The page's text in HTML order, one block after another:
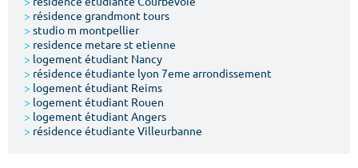
Chercher
> résidence grandmont tours
> studio m montpellier
> residence metare st etienne
> logement étudiant Nancy
> résidence étudiante lyon 7eme arrondissement
> logement étudiant Reims
> logement étudiant Rouen
> logement étudiant Angers
> résidence étudiante Villeurbanne